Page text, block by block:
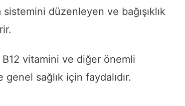
düzenleyen ve bağışıklık
B12 vitamini ve diğer önemli
sağlık için faydalıdır.